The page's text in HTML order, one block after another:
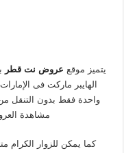
يتميز موقع عروض نت قطر
الهايبر ماركت فى
واحدة فقط بدون التنقل
مشاهدة
كما يمكن للزوار الكرام